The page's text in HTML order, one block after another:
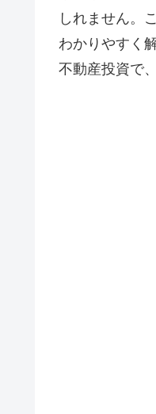
しれません。
わかりやすく
不動産投資で